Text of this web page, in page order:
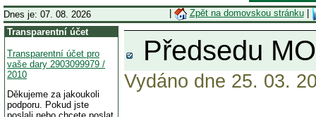
Dnes je: 07. 08. 2026 Zpět na domovskou stránku|
Transparentní účet
Transparentní účet pro
vaše dary 2903099979 /
2010
Děkujeme za jakoukoli
podporu. Pokud jste
Předsedu
Vydáno dne 25. 03.